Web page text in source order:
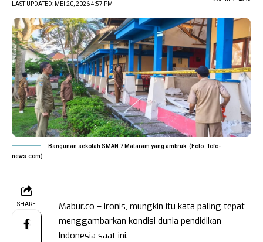
LAST UPDATED: MEI 20, 2026 4:57 PM
Bangunan sekolah SMAN 7 Mataram yang ambruk. (Foto: Tofo-
news.com)
SHARE
Mabur.co – Ironis, mungkin itu kata paling tepat
menggambarkan kondisi dunia pendidikan
Indonesia saat ini.